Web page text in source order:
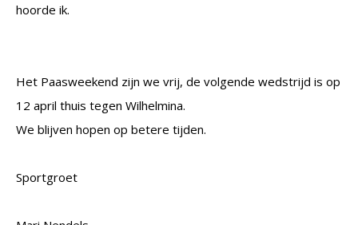
hoorde ik.
Het Paasweekend zijn we vrij, de volgende wedstrijd is op
12 april thuis tegen Wilhelmina.
We blijven hopen op betere tijden.
Sportgroet